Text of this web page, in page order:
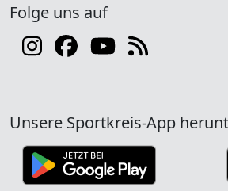
Folge uns auf
Unsere Sportkreis-App